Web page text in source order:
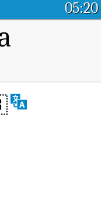
05:20